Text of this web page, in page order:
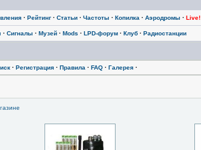
· Рейтинг· Статьи· Частоты · Копилка · Аэродромы · Live!
· Сигналы · Музей· Mods · LPD-форум· Клуб· Радиостанции
· Регистрация· Правила · FAQ· Галерея·